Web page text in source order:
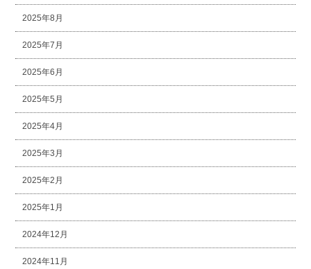
2025年8月
2025年7月
2025年6月
2025年5月
2025年4月
2025年3月
2025年2月
2025年1月
2024年12月
2024年11月